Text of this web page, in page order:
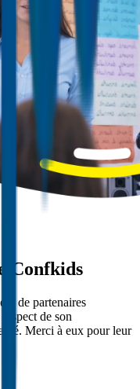
Confkids
de partenaires
de son
Merci à eux pour leur